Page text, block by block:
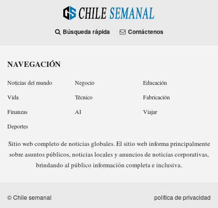
Búsqueda rápida Contáctenos
NAVEGACIÓN
Noticias del mundo Negocio
Educación
Vida
Técnico
Fabricación
Finanzas
AI
Viajar
Deportes
Sitio web completo de noticias globales. El sitio web informa principalmente
sobre asuntos públicos, noticias locales y anuncios de noticias corporativas,
brindando al público información completa e inclusiva.
© Chile semanal política de privacidad